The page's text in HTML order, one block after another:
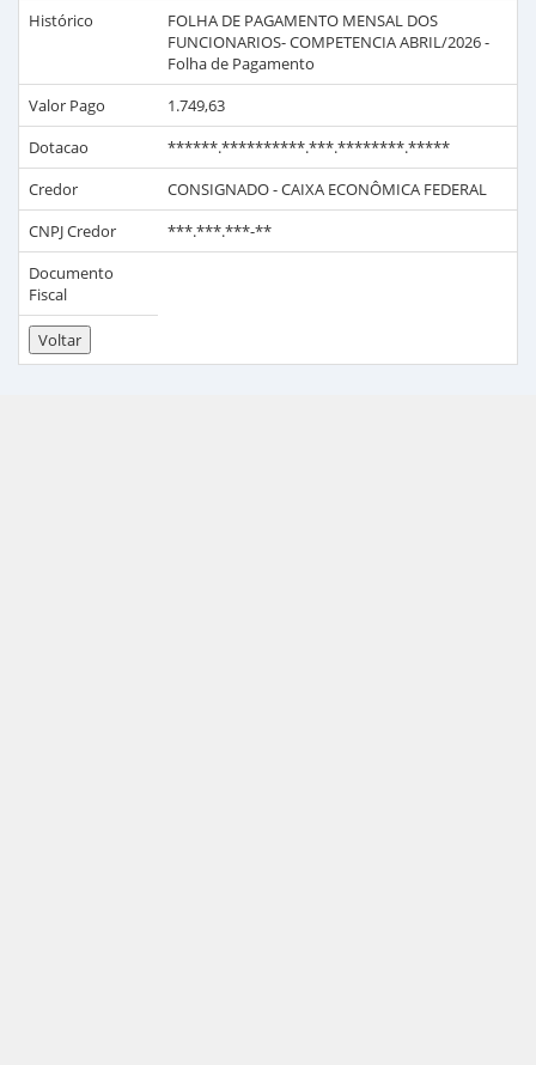
Histórico
FOLHA DE PAGAMENTO MENSAL DOS
FUNCIONARIOS- COMPETENCIA ABRIL/2026 -
Folha de Pagamento
Valor Pago
1.749,63
Dotacao
******.**********.***.********.*****
Credor
CONSIGNADO - CAIXA ECONÔMICA FEDERAL
CNPJ Credor
***.***.***-**
Documento
Fiscal